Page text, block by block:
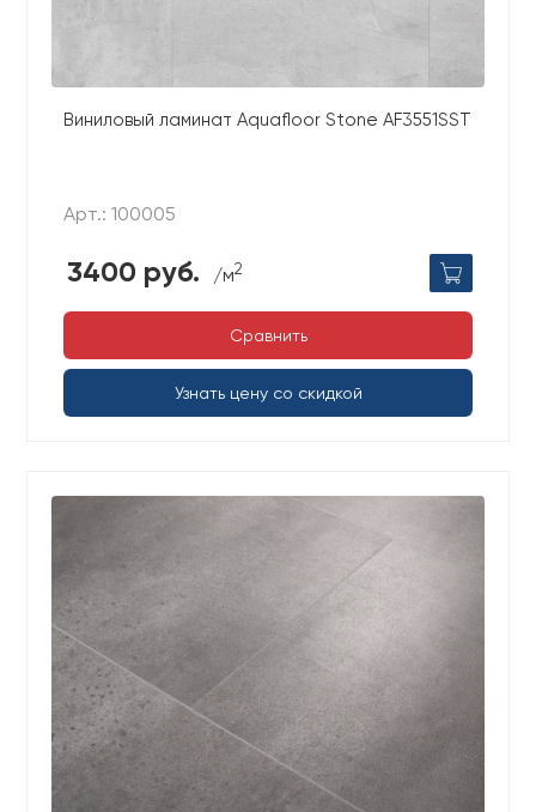
Виниловый ламинат Aquafloor Stone AF3551SST
Арт.: 100005
3400 руб. /м2
Сравнить
Узнать цену со скидкой